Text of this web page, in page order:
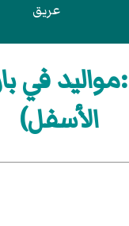
عريق
في
الأسفل)